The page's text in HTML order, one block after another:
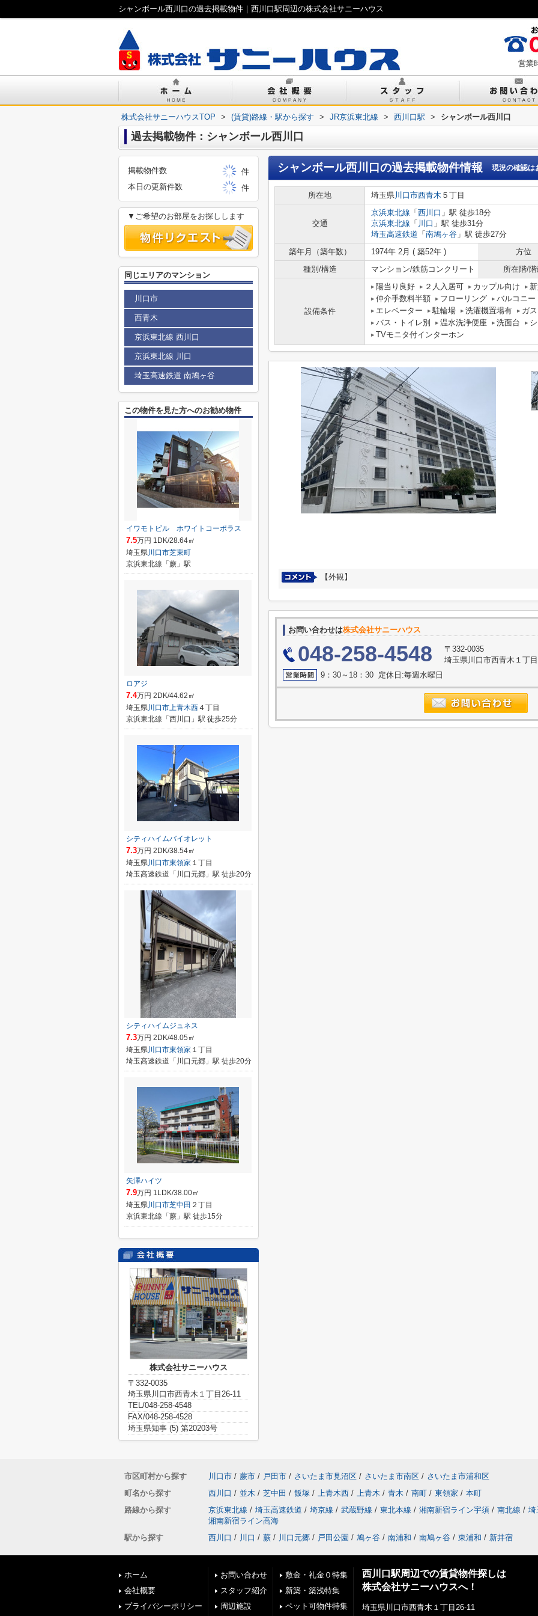
シャンボール西川口の過去掲載物件｜西川口駅周辺の株式会社サニーハウス
営業
株式会社サニーハウスTOP > (賃貸)路線・駅から探す > JR京浜東北線 > 西川口駅 > シャンボール西川口
過去掲載物件：シャンボール西川口
シャンボール西川口の過去掲載物件情報 現況の確認は
所在地 埼玉県川口市西青木 ５丁目
交通
京浜東北線 「 西川口 」駅 徒歩18分
京浜東北線 「 川口 」駅 徒歩31分
埼玉高速鉄道 「 南鳩ヶ谷 」駅 徒歩27分
築年月（築年数）
1974年 2月 ( 築52年 )
方位
種別/構造
マンション/鉄筋コンクリート 所在階/
設備条件
陽当り良好 ２人入居可 カップル向け
仲介手数料半額
フローリング
バルコニー
エレベーター
駐輪場 洗濯機置場有
ガ
バス・トイレ別
温水洗浄便座 洗面台
TVモニタ付インターホン
【外観】
お問い合わせは株式会社サニーハウス
048-258-4548
〒332-0035
埼玉県川口市西青木１丁
9：30～18：30 定休日:毎週水曜日
掲載物件数
件
本日の更新件数
件
▼ご希望のお部屋をお探しします
同じエリアのマンション
川口市
西青木
京浜東北線 西川口
京浜東北線 川口
埼玉高速鉄道 南鳩ヶ谷
この物件を見た方へのお勧め物件
イワモトビル ホワイトコーポラス
7.5万円 1DK/28.64㎡
埼玉県川口市芝東町
京浜東北線「蕨」駅
ロアジ
7.4万円 2DK/44.62㎡
埼玉県川口市上青木西４丁目
京浜東北線「西川口」駅 徒歩25分
シティハイムバイオレット
7.3万円 2DK/38.54㎡
埼玉県川口市東領家 １丁目
埼玉高速鉄道「川口元郷」駅 徒歩20分
シティハイムジュネス
7.3万円 2DK/48.05㎡
埼玉県川口市東領家 １丁目
埼玉高速鉄道「川口元郷」駅 徒歩20分
矢澤ハイツ
7.9万円 1LDK/38.00㎡
埼玉県川口市芝中田 ２丁目
京浜東北線「蕨」駅 徒歩15分
株式会社サニーハウス
〒332-0035
埼玉県川口市西青木１丁目26-11
TEL/048-258-4548
FAX/048-258-4528
埼玉県知事 (5) 第20203号
市区町村から探す 川口市 / 蕨市 / 戸田市 / さいたま市見沼区 / さいたま市南区 / さいたま市浦和区
町名から探す
西川口 / 並木 / 芝中田 / 飯塚 / 上青木西 / 上青木 / 青木 / 南町 / 東領家 / 本町
路線から探す
京浜東北線 / 埼玉高速鉄道 / 埼京線 / 武蔵野線 / 東北本線 / 湘南新宿ライン宇須 / 南北線 / 埼
湘南新宿ライン高海
駅から探す
西川口 / 川口 / 蕨 / 川口元郷 / 戸田公園 / 鳩ヶ谷 / 南浦和 / 南鳩ヶ谷 / 東浦和 / 新井宿
ホーム
会社概要
プライバシーポリシー
お問い合わせ
スタッフ紹介
周辺施設
敷金・礼金０特集
新築・築浅特集
ペット可物件特集
西川口駅周辺での賃貸物件探しは
株式会社サニーハウスへ！
埼玉県川口市西青木１丁目26-11